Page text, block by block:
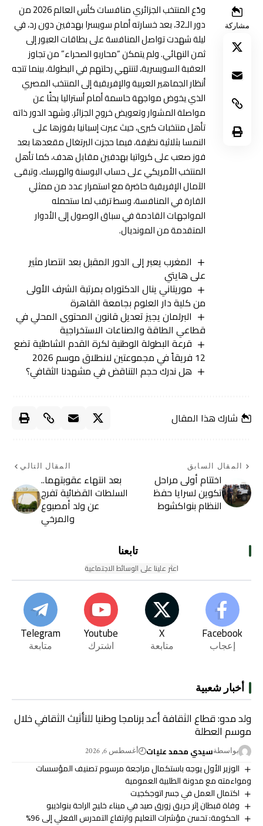
مشاركة
ودّع المنتخب الجزائري منافسات كأس العالم 2026 من
دور الـ32، بعد خسارته أمام سويسرا بهدفين دون رد، في
ليلة شهدت تواصل المنافسة على بطاقات العبور إلى
ثمن النهائي. ولم يتمكن “محاربو الصحراء” من تجاوز
العقبة السويسرية، لتنتهي رحلتهم في البطولة، بينما تتجه
أنظار الجماهير العربية والإفريقية إلى المنتخب المصري
الذي يخوض مواجهة حاسمة أمام أستراليا بحثًا عن
مواصلة المشوار وتعويض خروج الجزائر. وشهد الدور ذاته
تأهل منتخبات كبرى، حيث عبرت إسبانيا بفوزها على
النمسا بثلاثية نظيفة، فيما حجزت البرتغال مقعدها بعد
فوز صعب على كرواتيا بهدفين مقابل هدف، كما تأهل
المنتخب الأمريكي على حساب البوسنة والهرسك. وتبقى
الآمال الإفريقية حاضرة مع استمرار عدد من ممثلي
القارة في المنافسة، وسط ترقب لما ستحمله
المواجهات القادمة في سباق الوصول إلى الأدوار
المتقدمة من المونديال.
المغرب يعبر إلى الدور المقبل بعد انتصار مثير
على هايتي
موريتاني ينال الدكتوراه بمرتبة الشرف الأولى
من كلية دار العلوم بجامعة القاهرة
البرلمان يجيز تعديل قانون المحتوى المحلي في
قطاعي الطاقة والصناعات الاستخراجية
قرعة البطولة الوطنية لكرة القدم الشاطئية تضع
12 فريقاً في مجموعتين لانطلاق موسم 2026
هل ندرك حجم التناقض في مشهدنا الثقافي؟
شارك هذا المقال
المقال السابق
اختتام أولى مراحل
تكوين لسرايا حفظ
النظام بنواكشوط
المقال التالي
بعد انتهاء عقوبتهما..
السلطات القضائية تفرج
عن ولد أمصبوع
والمرخي
تابعنا
اعثر علينا على الوسائط الاجتماعية
Facebook
إعجاب
X
متابعة
Youtube
اشترك
Telegram
متابعة
أخبار شعبية
ولد مدو: قطاع الثقافة أعد برنامجا وطنيا للتأثيث الثقافي خلال
موسم العطلة
بواسطةسيدي محمد عليات أغسطس 6, 2026
الوزير الأول يوجه باستكمال مراجعة مرسوم تصنيف المؤسسات
ومواءمته مع مدونة الطلبية العمومية
اكتمال العمل في جسر اتوجكجيت
وفاة قبطان إثر حريق زورق صيد في ميناء خليج الراحة بنواذيبو
الحكومة: تحسن مؤشرات التعليم وارتفاع التمدرس الفعلي إلى 96%